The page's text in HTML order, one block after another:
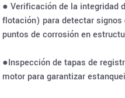
● Verificación de la integridad
flotación) para detectar
puntos de corrosión en
●Inspección de tapas de
motor para garantizar